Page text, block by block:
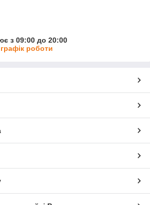
з 09:00 до 20:00
роботи